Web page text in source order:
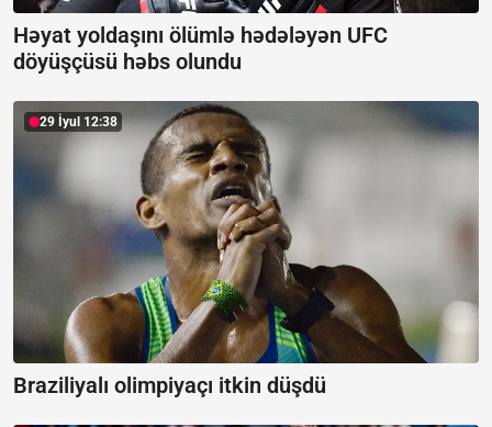
Həyat yoldaşını ölümlə hədələyən UFC
döyüşçüsü həbs olundu
29 İyul 12:38
Braziliyalı olimpiyaçı itkin düşdü